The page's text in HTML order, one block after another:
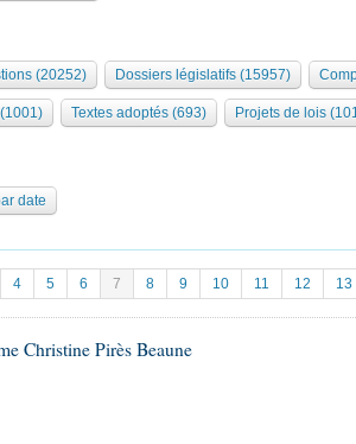
(20252) Dossiers législatifs (15957)
Textes adoptés (693) Projets de lois
date
4 5 6 7 8 9 10 11 12 13
Christine Pirès Beaune